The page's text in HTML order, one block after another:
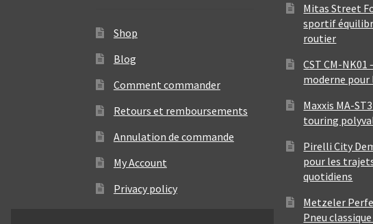
Shop
Blog
Comment commander
Retours et remboursements
Annulation de commande
My Account
Privacy policy
Mitas Street
sportif
routier
CST CM-
moderne pour
Maxxis MA-
touring
Pirelli City
pour les
quotidiens
Metzeler
Pneu